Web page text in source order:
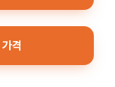
격